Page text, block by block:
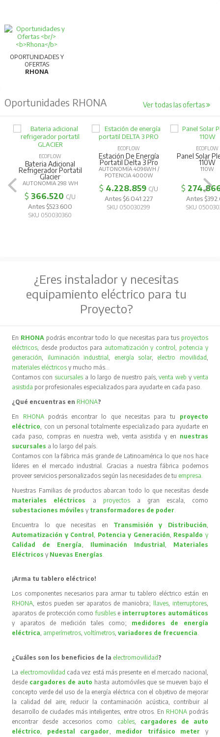
OPORTUNIDADES Y
OFERTAS
RHONA
Oportunidades RHONA Ver todas las ofertas
ECOFLOW
Bateria Adicional
Refrigerador Portatil
Glacier
AUTONOMIA 298 WH
$ 366.520 C/U
Antes $523.600
SKU 050030360
ECOFLOW
Estación De Energía
Portatil Delta 3 Pro
AUTONOMÍA 4096WH /
POTENCIA 4000W
$ 4.228.859 C/U
Antes $6.041.227
SKU 050030299
ECOFLOW
Panel Solar
110W
110W
$
Antes
SKU
¿Eres instalador y necesitas
equipamiento eléctrico para tu
Proyecto?
En RHONA podrás encontrar todo lo que necesitas para tus proyectos
eléctricos, desde productos para automatización y control, potencia y
generación, iluminación industrial, energía solar, electro movilidad,
materiales eléctricos y mucho más…
Contamos con sucursales a lo largo de nuestro país,venta web y venta
asistida por profesionales especializados para ayudarte en cada paso.
¿Qué encuentras en RHONA?
En RHONA podrás encontrar lo que necesitas para tu proyecto
eléctrico, con un personal totalmente especializado para ayudarte en
cada paso, compras en nuestra web, venta asistida y en nuestras
sucursales a lo largo del país.
Contamos con la fábrica más grande de Latinoamérica lo que nos hace
líderes en el mercado industrial. Gracias a nuestra fábrica podemos
proveer servicios personalizados según las necesidades de tu empresa.
Nuestras Familias de productos abarcan todo lo que necesitas desde
materiales eléctricos
a proyectos
a gran escala, como
subestaciones móvilesy transformadores de poder.
Encuentra lo que necesitas en Transmisión y Distribución,
Automatización y Control, Potencia y Generación, Respaldo y
Calidad de Energía, Iluminación Industrial , Materiales
Eléctricos y Nuevas Energías.
¡Arma tu tablero eléctrico!
Los componentes necesarios para armar tu tablero eléctrico están en
RHONA, estos pueden ser aparatos de maniobra; llaves, interruptores,
aparatos de protección comofusibles e interruptores automáticos
y aparatos de medición tales como; medidores de energía
eléctrica, amperímetros,voltímetros,variadores de frecuencia.
¿Cuáles son los beneficios de la electromovilidad ?
La electromovilidad cada vez está más presente en el mercado nacional,
desde cargadores de auto hasta automóviles que se mueven bajo el
concepto verde del uso de la energía eléctrica con el objetivo de mejorar
la calidad del aire, reducir la contaminación acústica, contribuir al
desarrollo de ciudades más inteligentes, entre otros. En RHONA podrás
encontrar desde accesorios como cables, cargadores de auto
eléctrico, pedestal cargador, medidor trifásico meter
y